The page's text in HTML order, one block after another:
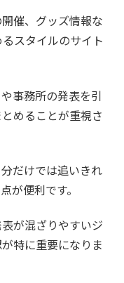
催、グッズ情報な
スタイルのサイト
事務所の発表を引
めることが重視さ
だけでは追いきれ
が便利です。
が混ざりやすいジ
特に重要になりま